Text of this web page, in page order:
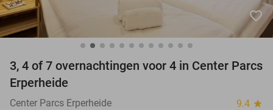
favorite_border
3, 4 of 7 overnachtingen voor 4 in Center Parcs
Erperheide
Center Parcs Erperheide 9.4 star